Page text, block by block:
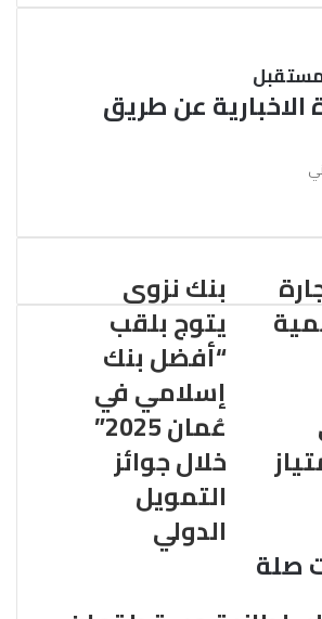
الاخبارية عن طريق
بنك نزوى
يتوج بلقب
“أفضل بنك
إسلامي في
عُمان 2025”
خلال جوائز
التمويل
الدولي
صلة